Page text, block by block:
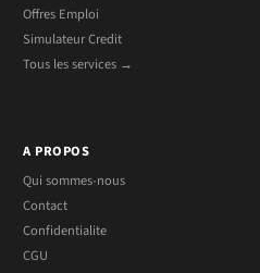
Offres Emploi
Simulateur Credit
Tous les services →
A PROPOS
Qui sommes-nous
Contact
Confidentialite
CGU